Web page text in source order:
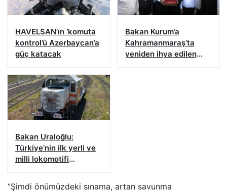
HAVELSAN’ın ‘komuta
kontrol’ü Azerbaycan’a
güç katacak
Bakan Kurum’a
Kahramanmaraş’ta
yeniden ihya edilen
Bakan Uraloğlu:
Türkiye’nin ilk yerli ve
milli lokomotifi
yola çıktı
“Şimdi önümüzdeki sınama, artan savunma